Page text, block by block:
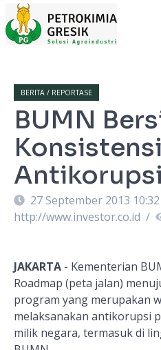
BERITA / REPORTASE
BUMN
Konsistensi
Antikorupsi
27 September 2013 10:32
http://www.investor.co.id /
JAKARTA - Kementerian
Roadmap (peta jalan)
program yang merupakan
melaksanakan antikorupsi
milik negara, termasuk di